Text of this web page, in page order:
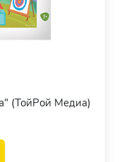
(ТойРой Медиа)